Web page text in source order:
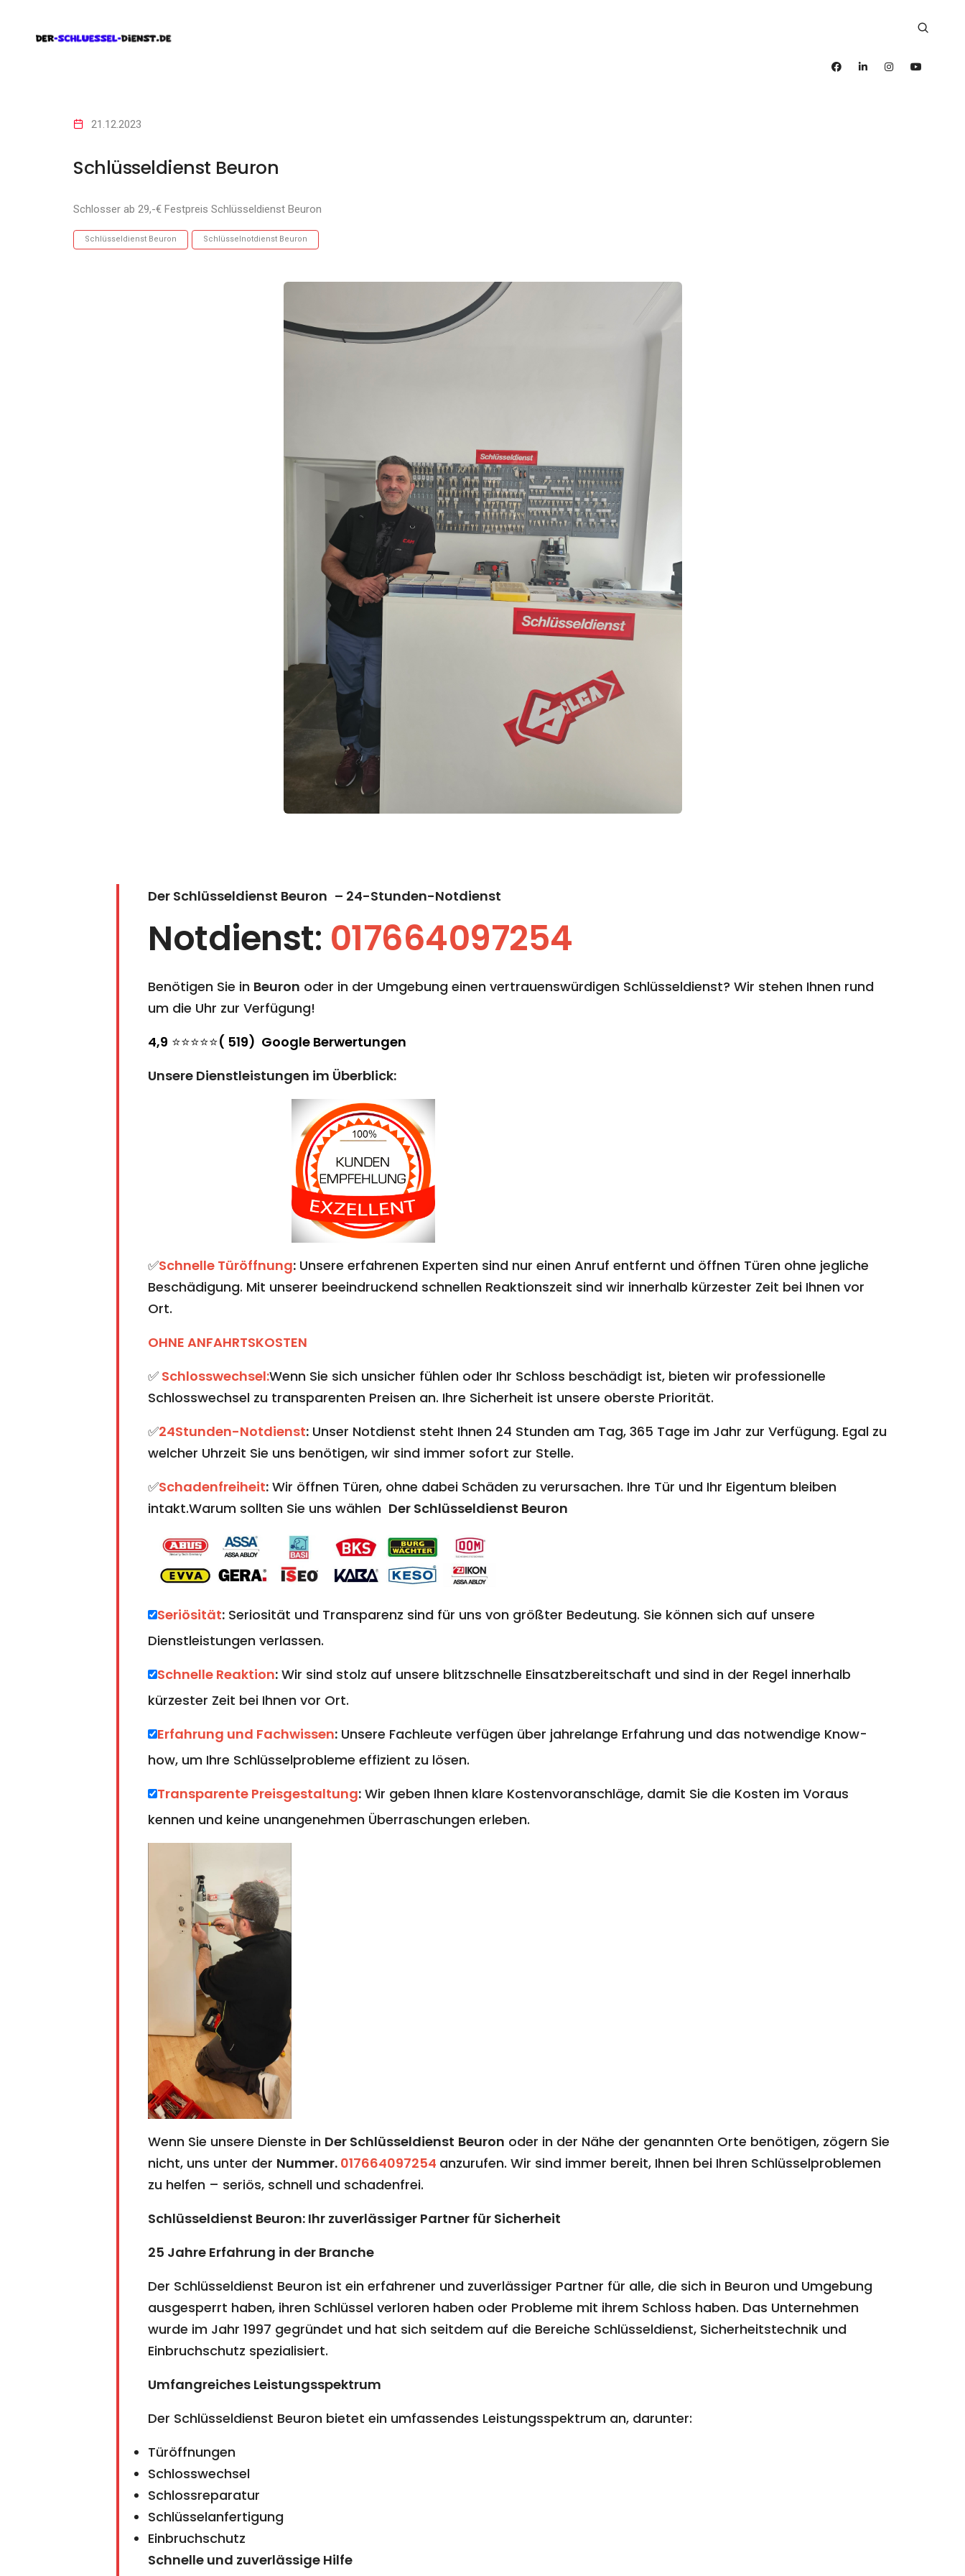
21.12.2023
Schlüsseldienst Beuron
Schlosser ab 29,-€ Festpreis Schlüsseldienst Beuron
Schlüsseldienst Beuron Schlüsselnotdienst Beuron
Der Schlüsseldienst Beuron – 24-Stunden-Notdienst
Notdienst: 017664097254
Benötigen Sie in Beuron oder in der Umgebung einen vertrauenswürdigen Schlüsseldienst? Wir stehen Ihnen rund
um die Uhr zur Verfügung!
4,9 ⭐⭐⭐⭐⭐( 519) Google Berwertungen
Unsere Dienstleistungen im Überblick:
✅Schnelle Türöffnung: Unsere erfahrenen Experten sind nur einen Anruf entfernt und öffnen Türen ohne jegliche
Beschädigung. Mit unserer beeindruckend schnellen Reaktionszeit sind wir innerhalb kürzester Zeit bei Ihnen vor
Ort.
OHNE ANFAHRTSKOSTEN
✅ Schlosswechsel:Wenn Sie sich unsicher fühlen oder Ihr Schloss beschädigt ist, bieten wir professionelle
Schlosswechsel zu transparenten Preisen an. Ihre Sicherheit ist unsere oberste Priorität.
✅24Stunden-Notdienst: Unser Notdienst steht Ihnen 24 Stunden am Tag, 365 Tage im Jahr zur Verfügung. Egal zu
welcher Uhrzeit Sie uns benötigen, wir sind immer sofort zur Stelle.
✅Schadenfreiheit: Wir öffnen Türen, ohne dabei Schäden zu verursachen. Ihre Tür und Ihr Eigentum bleiben
intakt.Warum sollten Sie uns wählen Der Schlüsseldienst Beuron
Seriösität: Seriosität und Transparenz sind für uns von größter Bedeutung. Sie können sich auf unsere
Dienstleistungen verlassen.
Schnelle Reaktion: Wir sind stolz auf unsere blitzschnelle Einsatzbereitschaft und sind in der Regel innerhalb
kürzester Zeit bei Ihnen vor Ort.
Erfahrung und Fachwissen: Unsere Fachleute verfügen über jahrelange Erfahrung und das notwendige Know-
how, um Ihre Schlüsselprobleme effizient zu lösen.
Transparente Preisgestaltung: Wir geben Ihnen klare Kostenvoranschläge, damit Sie die Kosten im Voraus
kennen und keine unangenehmen Überraschungen erleben.
Wenn Sie unsere Dienste in Der Schlüsseldienst Beuron oder in der Nähe der genannten Orte benötigen, zögern Sie
nicht, uns unter der Nummer. 017664097254 anzurufen. Wir sind immer bereit, Ihnen bei Ihren Schlüsselproblemen
zu helfen – seriös, schnell und schadenfrei.
Schlüsseldienst Beuron: Ihr zuverlässiger Partner für Sicherheit
25 Jahre Erfahrung in der Branche
Der Schlüsseldienst Beuron ist ein erfahrener und zuverlässiger Partner für alle, die sich in Beuron und Umgebung
ausgesperrt haben, ihren Schlüssel verloren haben oder Probleme mit ihrem Schloss haben. Das Unternehmen
wurde im Jahr 1997 gegründet und hat sich seitdem auf die Bereiche Schlüsseldienst, Sicherheitstechnik und
Einbruchschutz spezialisiert.
Umfangreiches Leistungsspektrum
Der Schlüsseldienst Beuron bietet ein umfassendes Leistungsspektrum an, darunter:
Türöffnungen
Schlosswechsel
Schlossreparatur
Schlüsselanfertigung
Einbruchschutz
Schnelle und zuverlässige Hilfe